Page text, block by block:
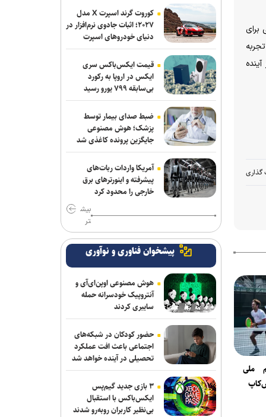
برای
گذاری
ملی
اقدام قابل توجه اسلامی در مورد طلبش از
ذوب آهن و نگاه ویژه به تیم های پایه
برزگر: همای سعادت روی دوش تارتار
نشسته است/ عیار واقعی پرسپولیس از
هفته پنجم به بعد مشخص می‌شود
دوری ۴ هفته ای مهران احمدی از تمرین و
بازی های استقلال
کامیانی: درخواست میزبانی لیگ قهرمانان
فوتسال را می‌دهیم
وزیر ورزش وارد آذربایجان شد
مدافع جوان آلومینیوم نزدیک به سپاهان
پرچم رقیب بالا رفت و اتفاقی نیفتاد؛ حضور
در قهرمانی کشتی جهان با بادیگارد!
آذربایجان؛ میزبانی که در ۳۰ وزن حتی یک
بار هم پرچمش بالا نرفت!
ادامه مذاکرات پیکان و شکاری
توافق دنیامالی و همتای آذربایجانی برای
گسترش همکاری‌های ورزش و جوانان ایران
و جمهوری آذربایجان
فولاد خوزستان در حال بررسی شرایط
رضاییان برای بازگشت به اهواز
کوروت گرند اسپرت X مدل
۲۰۲۷؛ اثبات جادوی نرم‌افزار در
دنیای خودروهای اسپرت
قیمت ایکس‌باکس سری
ایکس در اروپا به رکورد
بی‌سابقه ۷۹۹ یورو رسید
ضبط صدای بیمار توسط
پزشک؛ هوش مصنوعی
جایگزین پرونده کاغذی شد
آمریکا واردات ربات‌های
پیشرفته و اینورترهای برق
خارجی را محدود کرد
بیش
تر
پیشخوان فناوری و نوآوری
هوش مصنوعی اوپن‌ای‌آی و
آنتروپیک خودسرانه حمله
سایبری کردند
حضور کودکان در شبکه‌های
اجتماعی باعث افت عملکرد
تحصیلی در آینده خواهد شد
۳ بازی جدید گیم‌پس
ایکس‌باکس با استقبال
بی‌نظیر کاربران روبه‌رو شدند